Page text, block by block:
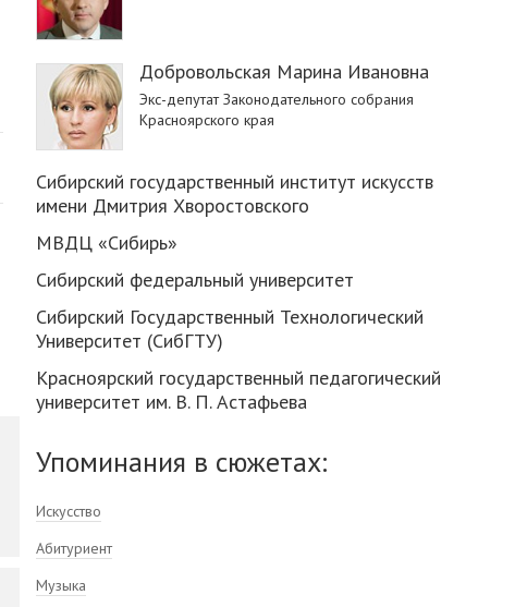
Добровольская Марина Ивановна
Экс-депутат Законодательного собрания
Красноярского края
Сибирский государственный институт искусств
имени Дмитрия Хворостовского
МВДЦ «Сибирь»
Сибирский федеральный университет
Сибирский Государственный Технологический
Университет (СибГТУ)
Красноярский государственный педагогический
университет им. В. П. Астафьева
Упоминания в сюжетах:
Искусство
Абитуриент
Музыка